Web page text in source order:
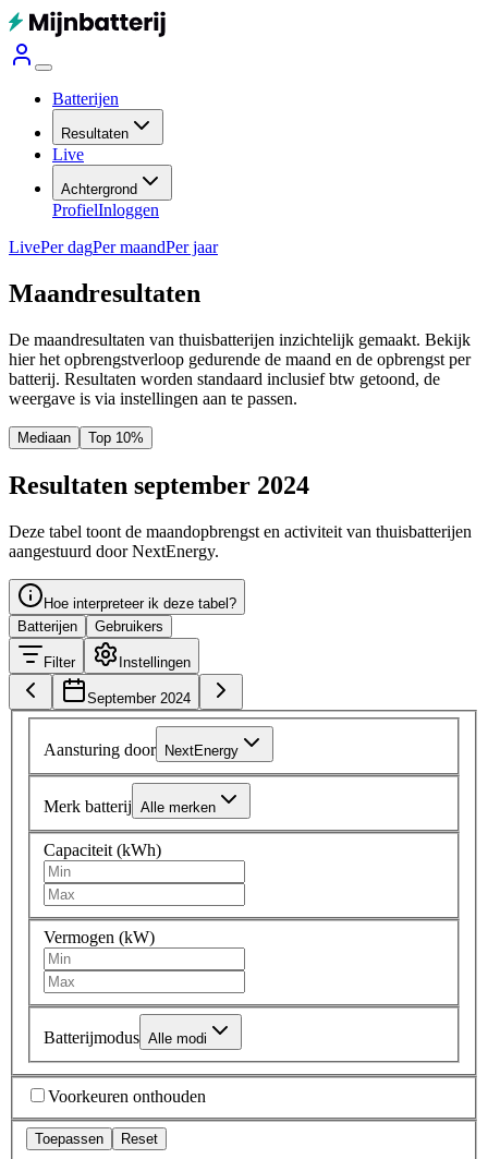
Batterijen
Resultaten
Live
Achtergrond
ProfielInloggen
LivePer dagPer maandPer jaar
Maandresultaten
De maandresultaten van thuisbatterijen inzichtelijk gemaakt. Bekijk
hier het opbrengstverloop gedurende de maand en de opbrengst per
batterij. Resultaten worden standaard inclusief btw getoond, de
weergave is via instellingen aan te passen.
Mediaan Top 10%
Resultaten september 2024
Deze tabel toont de maandopbrengst en activiteit van thuisbatterijen
aangestuurd door NextEnergy.
Hoe interpreteer ik deze tabel?
Batterijen
Gebruikers
Filter Instellingen
September 2024
Aansturing door NextEnergy
Merk batterij Alle merken
Capaciteit (kWh)
Vermogen (kW)
Batterijmodus Alle modi
Voorkeuren onthouden
Toepassen Reset